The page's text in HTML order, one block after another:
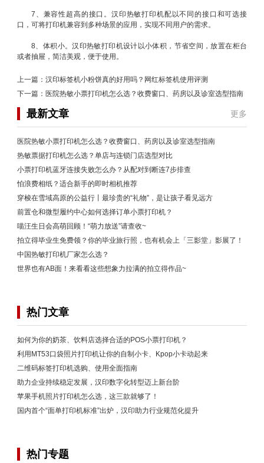
7、兼容性超高的接口。汉印热敏打印机配以不同的接口和可选接
口，可将打印机兼容到多种场景的应用，实现不同用户的需求。
8、体积小。汉印热敏打印机设计以小体积，节省空间，放置在柜台
或者抽屉，简洁美观，便于使用。
上一篇： 汉印标签机小粉饼真的好用吗？网红标签机使用评测
下一篇： 医院热敏小票打印机怎么选？收费窗口、药房以及诊室选型指南
最新文章 更多
医院热敏小票打印机怎么选？收费窗口、药房以及诊室选型指南
热敏票据打印机怎么选？单店与连锁门店选型对比
小票打印机蓝牙连接失败怎么办？从配对到断连7步排查
怕浪费相纸？适合新手的即时相机推荐
穿梭在雪域高原的公益行丨最珍贵的“礼物”，是让孩子看见远方
前置仓和微型履约中心如何选择订单小票打印机？
喵汪生日会高萌回顾！“萌力放送”请查收~
拍立得毕业生免费领？你的毕业旅行照，也有机会上「三影堂」影展了！
中国热敏打印机厂家怎么选？
世界也有AB面！来看看这些想象力拉满的拍立得作品~
热门文章
如何为你的奶茶、饮料店选择合适的POS小票打印机？
利用MT53口袋照片打印机让你的自制小卡、Kpop小卡动起来
二维码标签打印机选购、使用全面指南
助力企业持续稳定发展，汉印数字化转型迈上新台阶
苹果手机照片打印机怎么选，这三款就够了！
国内首个“面单打印机标准”出炉，汉印助力行业规范化提升
热门专题